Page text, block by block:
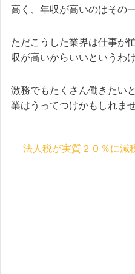
高く、年収が高いのはその
ただこうした業界は仕事が
収が高いからいいというわ
激務でもたくさん働きたい
業はうってつけかもしれませ
法人税が実質２０％に減